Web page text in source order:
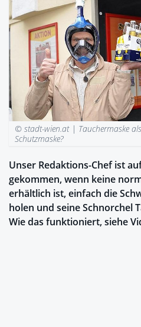
© stadt-wien.at | Tauchermaske
Schutzmaske?
Unser Redaktions-Chef ist
gekommen, wenn keine
erhältlich ist, einfach die
holen und seine Schnorchel
Wie das funktioniert, siehe